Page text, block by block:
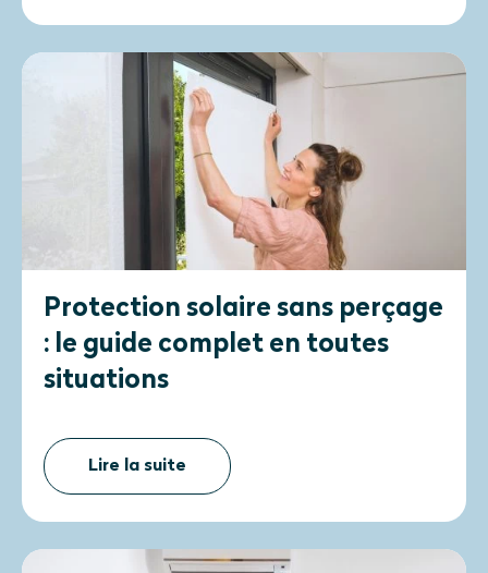
Protection solaire sans perçage
: le guide complet en toutes
situations
Lire la suite